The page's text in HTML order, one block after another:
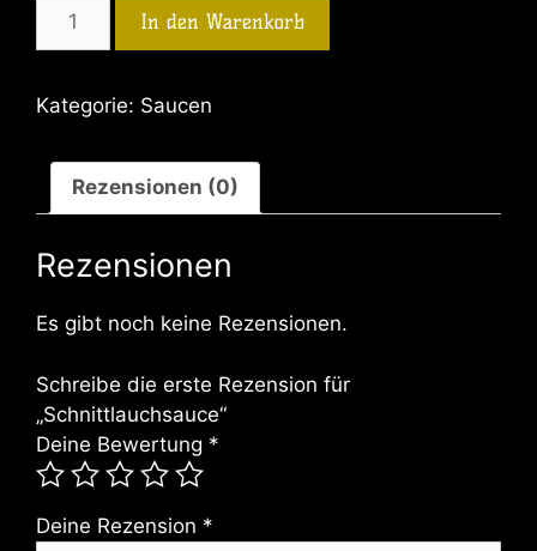
In den Warenkorb
Kategorie: Saucen
Rezensionen (0)
Rezensionen
Es gibt noch keine Rezensionen.
Schreibe die erste Rezension für
„Schnittlauchsauce“
Deine Bewertung *
Deine Rezension *